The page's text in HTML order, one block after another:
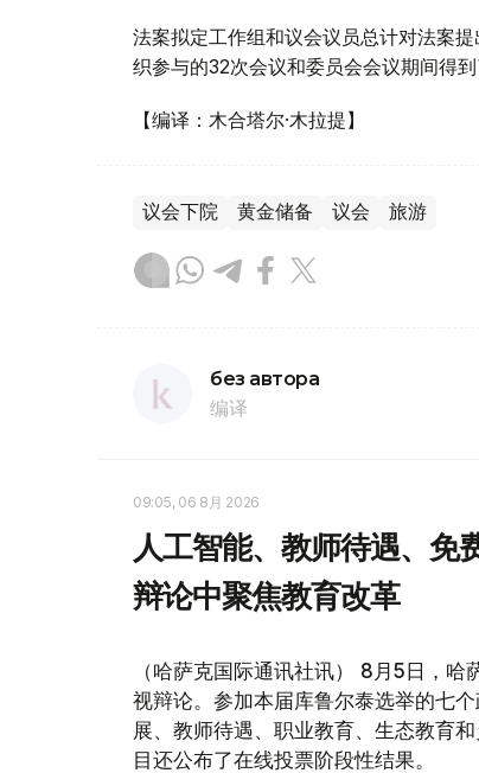
法案拟定工作组和议会议员总计对法案
织参与的32次会议和委员会会议期间得到
【编译：木合塔尔·木拉提】
议会下院 黄金储备 议会 旅游
без автора
编译
09:05, 06 8月 2026
人工智能、教师待遇、
辩论中聚焦教育改革
（哈萨克国际通讯社讯） 8月5日，
视辩论。参加本届库鲁尔泰选举的七
展、教师待遇、职业教育、生态教育
目还公布了在线投票阶段性结果。